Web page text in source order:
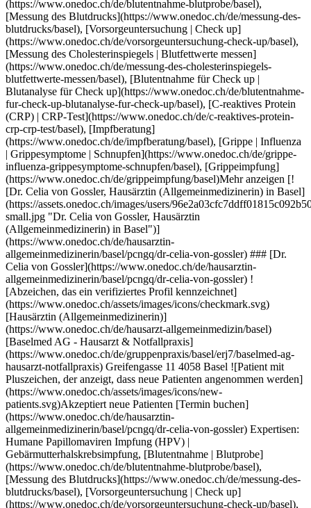
asel](https://assets.onedoc.ch/images/users/96e2a03cfc7ddff01815c092b50b959f73e4fec0e2ec23fede512c6685ea55ee-small.jpg "Dr. Celia von Gossler, Hausärztin (Allgemeinmedizinerin) in Basel")](https://www.onedoc.ch/de/hausarztin-allgemeinmedizinerin/basel/pcngq/dr-celia-von-gossler) ### [Dr. Celia von Gossler](https://www.onedoc.ch/de/hausarztin-allgemeinmedizinerin/basel/pcngq/dr-celia-von-gossler) ![Abzeichen, das ein verifiziertes Profil kennzeichnet](https://www.onedoc.ch/assets/images/icons/checkmark.svg) [Hausärztin (Allgemeinmedizinerin)](https://www.onedoc.ch/de/hausarzt-allgemeinmedizin/basel) [Baselmed AG - Hausarzt & Notfallpraxis](https://www.onedoc.ch/de/gruppenpraxis/basel/erj7/baselmed-ag-hausarzt-notfallpraxis) Greifengasse 11 4058 Basel ![Patient mit Pluszeichen, der anzeigt, dass neue Patienten angenommen werden](https://www.onedoc.ch/assets/images/icons/new-patients.svg)Akzeptiert neue Patienten [Termin buchen](https://www.onedoc.ch/de/hausarztin-allgemeinmedizinerin/basel/pcngq/dr-celia-von-gossler) Expertisen: Humane Papillomaviren Impfung (HPV) | Gebärmutterhalskrebsimpfung, [Blutentnahme | Blutprobe](https://www.onedoc.ch/de/blutentnahme-blutprobe/basel), [Messung des Blutdrucks](https://www.onedoc.ch/de/messung-des-blutdrucks/basel), [Vorsorgeuntersuchung | Check up](https://www.onedoc.ch/de/vorsorgeuntersuchung-check-up/basel), [Messung des Cholesterinspiegels | Blutfettwerte messen](https://www.onedoc.ch/de/messung-des-cholesterinspiegels-blutfettwerte-messen/basel), [Blutentnahme für Check up | Blutanalyse für Check up](https://www.onedoc.ch/de/blutentnahme-fur-check-up-blutanalyse-fur-check-up/basel), [C-reaktives Protein (CRP) | CRP-Test](https://www.onedoc.ch/de/c-reaktives-protein-crp-crp-test/basel), [Impfberatung](https://www.onedoc.ch/de/impfberatung/basel), [Grippe | Influenza | Grippesymptome | Schnupfen](https://www.onedoc.ch/de/grippe-influenza-grippesymptome-schnupfen/basel), [Grippeimpfung](https://www.onedoc.ch/de/grippeimpfung/basel)Mehr anzeigen Expertisen: Humane Papillomaviren Impfung (HPV) | Gebärmutterhalskrebsimpfung, [Blutentnahme | Blutprobe](https://www.onedoc.ch/de/blutentnahme-blutprobe/basel), [Messung des Blutdrucks](https://www.onedoc.ch/de/messung-des-blutdrucks/basel), [Vorsorgeuntersuchung | Check up](https://www.onedoc.ch/de/vorsorgeuntersuchung-check-up/basel), [Messung des Cholesterinspiegels | Blutfettwerte messen](https://www.onedoc.ch/de/messung-des-cholesterinspiegels-blutfettwerte-messen/basel), [Blutentnahme für Check up | Blutanalyse für Check up](https://www.onedoc.ch/de/blutentnahme-fur-check-up-blutanalyse-fur-check-up/basel), [C-reaktives Protein (CRP) | CRP-Test](https://www.onedoc.ch/de/c-reaktives-protein-crp-crp-test/basel), [Impfberatung](https://www.onedoc.ch/de/impfberatung/basel), [Grippe | Influenza | Grippesymptome | Schnupfen](https://www.onedoc.ch/de/grippe-influenza-grippesymptome-schnupfen/basel), [Grippeimpfung](https://www.onedoc.ch/de/grippeimpfung/basel)Mehr anzeigen [![Dr. med. Elisabeth Rudolph, Hausärztin (Allgemeinmedizinerin) in Basel](https://assets.onedoc.ch/images/users/17d705872a1c5dfcd1657bbb016c7440031c8caecf38832db84eff0d434cd186-small.jpg "Dr. med. Elisabeth Rudolph, Hausärztin (Allgemeinmedizinerin) in Basel")](https://www.onedoc.ch/de/hausarztin-allgemeinmedizinerin/basel/pcumo/dr-med-elisabeth-rudolph) ### [Dr. med. Elisabeth Rudolph](https://www.onedoc.ch/de/hausarztin-allgemeinmedizinerin/basel/pcumo/dr-med-elisabeth-rudolph) ![Abzeichen, das ein verifiziertes Profil kennzeichnet](https://www.onedoc.ch/assets/images/icons/checkmark.svg) [Hausärztin (Allgemeinmedizinerin)](https://www.onedoc.ch/de/hausarzt-allgemeinmedizin/basel) [Baselmed AG - Hausarzt & Notfallpraxis](https://www.onedoc.ch/de/gruppenpraxis/basel/erj7/baselmed-ag-hausarzt-notfallpraxis) Greifengasse 11 4058 Basel ![Patient mit Pluszeichen, der anzeigt, dass neue Patienten angenommen werden](https://www.onedoc.ch/assets/images/icons/new-patients.svg)Akzeptiert neue Patienten [Termin buchen](https://www.onedoc.ch/de/hausarztin-allgemeinmedizinerin/basel/pcumo/dr-med-elisabeth-rudolph) Expertisen: Humane Papillomaviren Impfung (HPV) | Gebärmutterhalskrebsimpfung, [Blutentnahme | Blutprobe](https://www.onedoc.ch/de/blutentnahme-blutprobe/basel), [Messung des Blutdrucks](https://www.onedoc.ch/de/messung-des-blutdrucks/basel), [Vorsorgeuntersuchung | Check up](https://www.onedoc.ch/de/vorsorgeuntersuchung-check-up/basel), [Messung des Cholesterinspiegels | Blutfettwerte messen](https://www.onedoc.ch/de/messung-des-cholesterinspiegels-blutfettwerte-messen/basel), [Blutentnahme für Check up | Blutanalyse für Check up](https://www.onedoc.ch/de/blutentnahme-fur-check-up-blutanalyse-fur-check-up/basel), [C-reaktives Protein (CRP) | CRP-Test](https://www.onedoc.ch/de/c-reaktives-protein-crp-crp-test/basel), [Impfberatung](https://www.onedoc.ch/de/impfberatung/basel), [Grippe | Influenza | Grippesymptome | Schnupfen](https://www.onedoc.ch/de/grippe-influenza-grippesymptome-schnupfen/basel), [Grippeimpfung](https://www.onedoc.ch/de/grippeimpfung/basel)Mehr anzeigen Expertisen: Humane Papillomaviren Impfung (HPV) | Gebärmutterhalskrebsimpfung, [Blutentnahme | Blutprobe](https://www.onedoc.ch/de/blutentnahme-blutprobe/basel), [Messung des Blutdrucks](https://www.onedoc.ch/de/messung-des-blutdrucks/basel), [Vorsorgeuntersuchung | Check up](https://www.onedoc.ch/de/vorsorgeuntersuchung-check-up/basel), [Messung des Cholesterinspiegels | Blutfettwerte messen](https://www.onedoc.ch/de/messung-des-cholesterinspiegels-blutfettwerte-messen/basel), [Blutentnahme für Check up | Blutanalyse für Check up](https://www.onedoc.ch/de/blutentnahme-fur-check-up-blutanalyse-fur-check-up/basel), [C-reaktives Protein (CRP) | CRP-Test](https://www.onedoc.ch/de/c-reaktives-protein-crp-crp-test/basel), [Impfberatung](https://www.onedoc.ch/de/impfberatung/basel), [Grippe | Influenza | Grippesymptome | Schnupfen](https://www.onedoc.ch/de/grippe-influenza-grippesymptome-schnupfen/basel), [Grippeimpfung](https://www.onedoc.ch/de/grippeimpfung/basel)Mehr anzeigen [![Dr. Zuzana Jirout, Hausärztin (Allgemeinmedizinerin) in Basel](https://assets.onedoc.ch/images/users/606741fb9b6504279e274bd9ffa0bd2c6e9061124c69d70854be7307c326987a-small.jpg "Dr. Zuzana Jirout, Hausärztin (Allgemeinmedizinerin) in Basel")](https://www.onedoc.ch/de/hausarztin-allgemeinmedizinerin/basel/pcgiy/dr-zuzana-jirout) ### [Dr. Zuzana Jirout](https://www.onedoc.ch/de/hausarztin-allgemeinmedizinerin/basel/pcgiy/dr-zuzana-jirout) ![Abzeichen, das ein verifiziertes Profil kennzeichnet](https://www.onedoc.ch/assets/images/icons/checkmark.svg) [Hausärztin (Allgemeinmedizinerin)](https://www.onedoc.ch/de/hausarzt-allgemeinmedizin/basel) [Baselmed AG - Hausarzt & Notfallpraxis](https://www.onedoc.ch/de/gruppenpraxis/basel/erj7/baselmed-ag-hausarzt-notfallpraxis) Greifengasse 11 4058 Basel ![Patient mit Pluszeichen, der anzeigt, dass neue Patienten angenommen werden](https://www.onedoc.ch/assets/images/icons/new-patients.svg)Akzeptiert neue Patienten [Termin buchen](https://www.onedoc.ch/de/hausarztin-allgemeinmedizinerin/basel/pcgiy/dr-zuzana-jirout) Expertisen: Humane Papillomaviren Impfung (HPV) | Gebärmutterhalskrebsimpfung, [Blutentnahme | Blutprobe](https://www.onedoc.ch/de/blutentnahme-blutprobe/basel), [Messung des Blutdrucks](https://www.onedoc.ch/de/messung-des-blutdrucks/basel), [Vorsorgeuntersuchung | Check up](https://www.onedoc.ch/de/vorsorgeuntersuchung-check-up/basel), [Messung des Cholesterinspiegels | Blutfettwerte messen](https://www.onedoc.ch/de/messung-des-cholesterinspiegels-blutfettwerte-messen/basel), [Blutentnahme für Check up | Blutanalyse für Check up](https://www.onedoc.ch/de/blutentnahme-fur-check-up-blutanalyse-fur-check-up/basel), [C-reaktives Protein (CRP) | CRP-Test](https://www.onedoc.ch/de/c-reaktives-protein-crp-crp-test/basel), [Impfberatung](https://www.onedoc.ch/de/impfberatung/basel), [Grippeimpfung](https://www.onedoc.ch/de/grippeimpfung/basel), [Grippe | Influenza | Grippesymptome | Schnupfen](https://www.onedoc.ch/de/grippe-influenza-grippesymptome-schnupfen/basel)Mehr anzeigen Expertisen: Humane Papillomaviren Impfung (HPV) | Gebärmutterhalskrebsimpfung, [Blutentnahme | Blutprobe](https://www.onedoc.ch/de/blutentnahme-blutprobe/basel), [Messung des Blutdrucks](https://www.onedoc.ch/de/messung-des-blutdrucks/basel), [Vorsorgeuntersuchung | Check up](https://www.onedoc.ch/de/vorsorgeuntersuchung-check-up/basel), [Messung des Cholesterinspiegels | Blutfettwerte messen](https://www.onedoc.ch/de/messung-des-cholesterinspiegels-blutfettwerte-messen/basel), [Blutentnahme für Check up | Blutanalyse für Check up](https://www.onedoc.ch/de/blutentnahme-fur-check-up-blutanalyse-fur-check-up/basel), [C-reaktives Protein (CRP) | CRP-Test](https://www.onedoc.ch/de/c-reaktives-protein-crp-crp-test/basel), [Impfberatung](https://www.onedoc.ch/de/impfberatung/basel), [Grippeimpfung](https://www.onedoc.ch/de/grippeimpfung/basel), [Grippe | Influenza | Grippesymptome | Schnupfen](https://www.onedoc.ch/de/grippe-influenza-grippesymptome-schnupfen/basel)Mehr anzeigen [![Zentrum für Tropen- und Reisemedizin, Gruppenpraxis in Basel](https://assets.onedoc.ch/images/entities/1f7be8018bb250681bb903814780cdf4efe814497c793ef503cfb66d817a6f7b-small.jpg "Zentrum für Tropen- und Reisemedizin, Gruppenpraxis in Basel")](https://www.onedoc.ch/de/gruppenpraxis/basel/erjj/zentrum-fur-tropen-und-reisemedizin) ### [Zentrum für Tropen- und Reisemedizin](https://www.onedoc.ch/de/gruppenpraxis/basel/erjj/zentrum-fur-tropen-und-reisemedizin) ![Abzeichen, das ein verifiziertes Profil kennzeichnet](https://www.onedoc.ch/assets/images/icons/checkmark.svg) Gruppenpraxis Aeschenplatz 2 4052 Basel ![Patient mit Pluszeichen, der anzeigt, dass neue Patienten angenommen werden](https://www.onedoc.ch/assets/images/icons/new-patients.svg)Akzeptiert neue Patienten [Termin buchen](https://w